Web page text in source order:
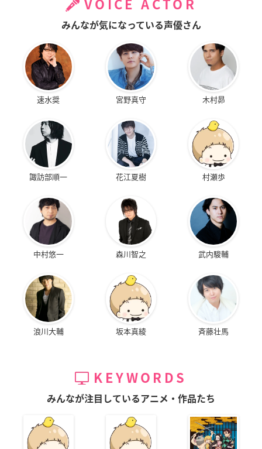
VOICE ACTOR
みんなが気になっている声優さん
速水奨 宮野真守 木村昴
諏訪部順一 花江夏樹 村瀬歩
中村悠一 森川智之 武内駿輔
浪川大輔 坂本真綾 斉藤壮馬
KEYWORDS
みんなが注目しているアニメ・作品たち